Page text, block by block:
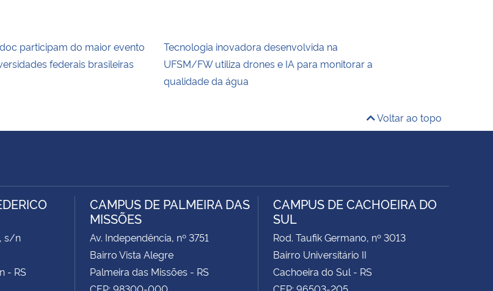
participam do maior evento
federais brasileiras
Tecnologia inovadora desenvolvida na
UFSM/FW utiliza drones e IA para monitorar a
qualidade da água
Voltar ao topo
s/n
- RS
CAMPUS DE PALMEIRA DAS
MISSÕES
Av. Independência, nº 3751
Bairro Vista Alegre
Palmeira das Missões - RS
CEP: 98300-000
CAMPUS DE CACHOEIRA DO
SUL
Rod. Taufik Germano, nº 3013
Bairro Universitário II
Cachoeira do Sul - RS
CEP: 96503-205